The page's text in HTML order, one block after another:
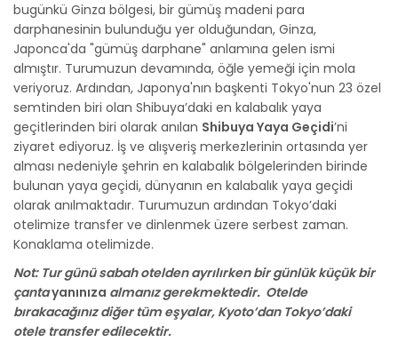
bugünkü Ginza bölgesi, bir gümüş madeni para
darphanesinin bulunduğu yer olduğundan, Ginza,
Japonca'da "gümüş darphane" anlamına gelen ismi
almıştır. Turumuzun devamında, öğle yemeği için mola
veriyoruz. Ardından, Japonya'nın başkenti Tokyo'nun 23 özel
semtinden biri olan Shibuya’daki en kalabalık yaya
geçitlerinden biri olarak anılan Shibuya Yaya Geçidi’ni
ziyaret ediyoruz. İş ve alışveriş merkezlerinin ortasında yer
alması nedeniyle şehrin en kalabalık bölgelerinden birinde
bulunan yaya geçidi, dünyanın en kalabalık yaya geçidi
olarak anılmaktadır. Turumuzun ardından Tokyo’daki
otelimize transfer ve dinlenmek üzere serbest zaman.
Konaklama otelimizde.
Not: Tur günü sabah otelden ayrılırken bir günlük küçük bir
çantayanınıza almanız gerekmektedir. Otelde
bırakacağınız diğer tüm eşyalar, Kyoto’dan Tokyo’daki
otele transfer edilecektir.